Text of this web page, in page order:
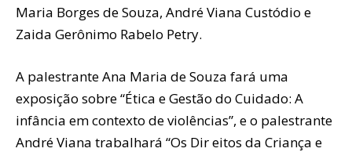
Maria Borges de Souza, André Viana Custódio e
Zaida Gerônimo Rabelo Petry.
A palestrante Ana Maria de Souza fará uma
exposição sobre “Ética e Gestão do Cuidado: A
infância em contexto de violências”, e o palestrante
André Viana trabalhará “Os Dir eitos da Criança e